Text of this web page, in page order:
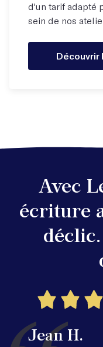
d'un tarif adapté
sein de nos
Avec
écriture
Jean H.